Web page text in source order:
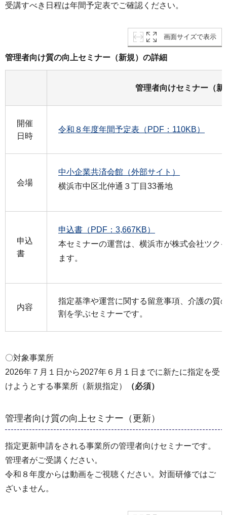
受講すべき日程は年間予定表でご確認ください。
画面サイズで表示
管理者向け質の向上セミナー（新規）の詳細
管理者向けセミナー（新
開催
日時
令和８年度年間予定表（PDF：110KB）
会場
中小企業共済会館（外部サイト）
横浜市中区北仲通３丁目33番地
申込
書
申込書（PDF：3,667KB）
本セミナーの運営は、横浜市が株式会社ツク
ます。
内容
指定基準や運営に関する留意事項、介護の質
割を学ぶセミナーです。
〇対象事業所
2026年７月１日から2027年６月１日までに新たに指定を受
けようとする事業所（新規指定）
（必須）
管理者向け質の向上セミナー（更新）
指定更新申請をされる事業所の管理者向けセミナーです。
管理者がご受講ください。
令和８年度からは動画をご視聴ください。対面研修ではご
ざいません。